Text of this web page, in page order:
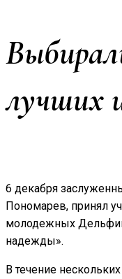
лучших
6 декабря
Пономарев, принял
молодежных
надежды».
В течение